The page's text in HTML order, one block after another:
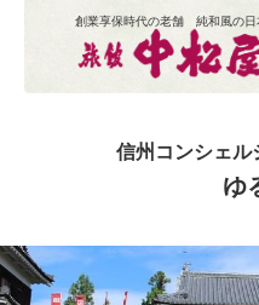
創業享保時代の老舗 純和風の日
信州コンシェル
ゆ